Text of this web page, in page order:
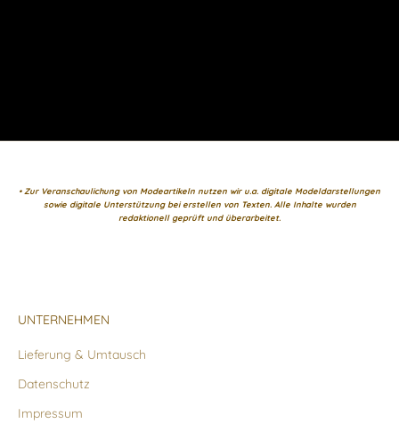
• Zur Veranschaulichung von Modeartikeln nutzen wir u.a. digitale Modeldarstellungen
sowie digitale Unterstützung bei erstellen von Texten. Alle Inhalte wurden
redaktionell geprüft und überarbeitet.
UNTERNEHMEN
Lieferung & Umtausch
Datenschutz
Impressum